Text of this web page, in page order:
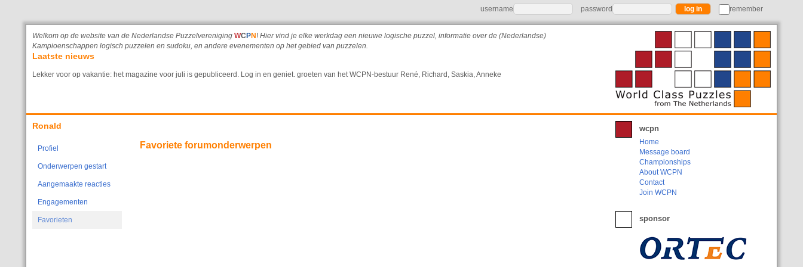
username password remember
Welkom op de website van de Nederlandse Puzzelvereniging WC PN ! Hier vind je elke werkdag een nieuwe logische puzzel, informatie over de (Nederlandse)
Kampioenschappen logisch puzzelen en sudoku, en andere evenementen op het gebied van puzzelen.
Laatste nieuws
Lekker voor op vakantie: het magazine voor juli is gepubliceerd. Log in en geniet. groeten van het WCPN-bestuur René, Richard, Saskia, Anneke
Ronald
Profiel
Onderwerpen gestart
Aangemaakte reacties
Engagementen
Favorieten
Favoriete forumonderwerpen
wcpn
Home
Message board
Championships
About WCPN
Contact
Join WCPN
sponsor